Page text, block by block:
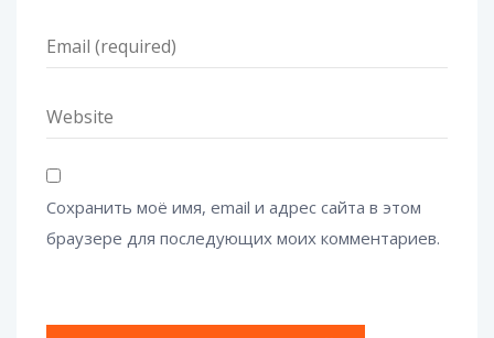
Сохранить моё имя, email и адрес сайта в этом
браузере для последующих моих комментариев.